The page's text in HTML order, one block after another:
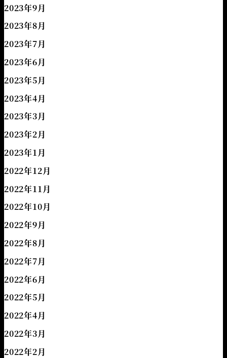
2023年9月
2023年8月
2023年7月
2023年6月
2023年5月
2023年4月
2023年3月
2023年2月
2023年1月
2022年12月
2022年11月
2022年10月
2022年9月
2022年8月
2022年7月
2022年6月
2022年5月
2022年4月
2022年3月
2022年2月